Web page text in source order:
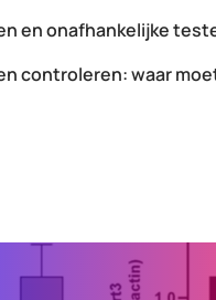
en onafhankelijke
controleren: waar